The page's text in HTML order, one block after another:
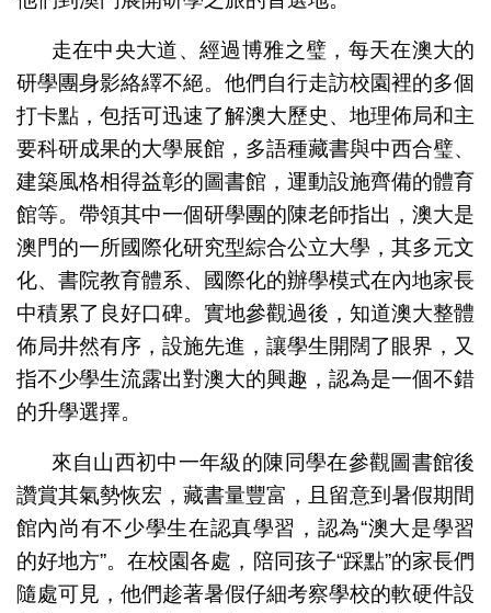
走在中央大道、經過博雅之璧，每天在澳大的
研學團身影絡繹不絕。他們自行走訪校園裡的多個
打卡點，包括可迅速了解澳大歷史、地理佈局和主
要科研成果的大學展館，多語種藏書與中西合璧、
建築風格相得益彰的圖書館，運動設施齊備的體育
館等。帶領其中一個研學團的陳老師指出，澳大是
澳門的一所國際化研究型綜合公立大學，其多元文
化、書院教育體系、國際化的辦學模式在內地家長
中積累了良好口碑。實地參觀過後，知道澳大整體
佈局井然有序，設施先進，讓學生開闊了眼界，又
指不少學生流露出對澳大的興趣，認為是一個不錯
的升學選擇。
來自山西初中一年級的陳同學在參觀圖書館後
讚賞其氣勢恢宏，藏書量豐富，且留意到暑假期間
館內尚有不少學生在認真學習，認為“澳大是學習
的好地方”。在校園各處，陪同孩子“踩點”的家長們
隨處可見，他們趁著暑假仔細考察學校的軟硬件設